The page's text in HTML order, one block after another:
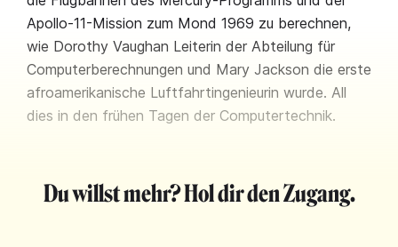
Apollo-11-Mission zum Mond 1969 zu berechnen,
wie Dorothy Vaughan Leiterin der Abteilung für
Computerberechnungen und Mary Jackson die erste
afroamerikanische Luftfahrtingenieurin wurde. All
dies in den frühen Tagen der Computertechnik.
Du willst mehr? Hol dir den Zugang.